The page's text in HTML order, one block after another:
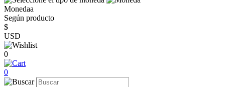
Monedaa
Según producto
$
USD
0
0